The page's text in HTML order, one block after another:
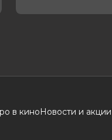
в киноНовости и акции